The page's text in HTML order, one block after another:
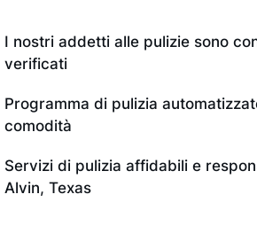
I nostri addetti alle pulizie sono
verificati
Programma di pulizia
comodità
Servizi di pulizia affidabili e
Alvin, Texas